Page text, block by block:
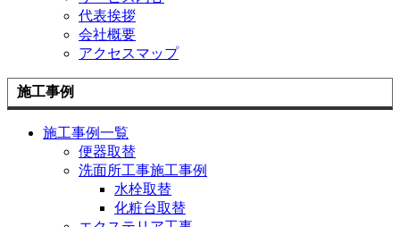
代表挨拶
会社概要
アクセスマップ
施工事例
施工事例一覧
便器取替
洗面所工事施工事例
水栓取替
化粧台取替